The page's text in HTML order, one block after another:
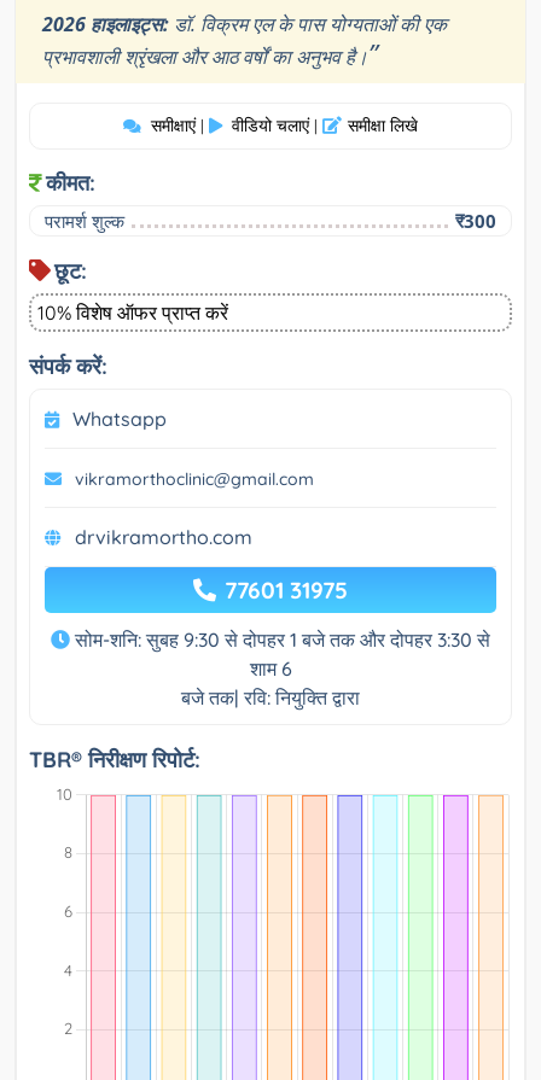
2026 हाइलाइट्स: डॉ. विक्रम एल के पास योग्यताओं की एक
प्रभावशाली श्रृंखला और आठ वर्षों का अनुभव है।”
समीक्षाएं | वीडियो चलाएं | समीक्षा लिखे
कीमत:
परामर्श शुल्क ₹300
छूट:
10% विशेष ऑफर प्राप्त करें
संपर्क करें:
Whatsapp
vikramorthoclinic@gmail.com
drvikramortho.com
77601 31975
सोम-शनि: सुबह 9:30 से दोपहर 1 बजे तक और दोपहर 3:30 से
शाम 6
बजे तक| रवि: नियुक्ति द्वारा
TBR® निरीक्षण रिपोर्ट: